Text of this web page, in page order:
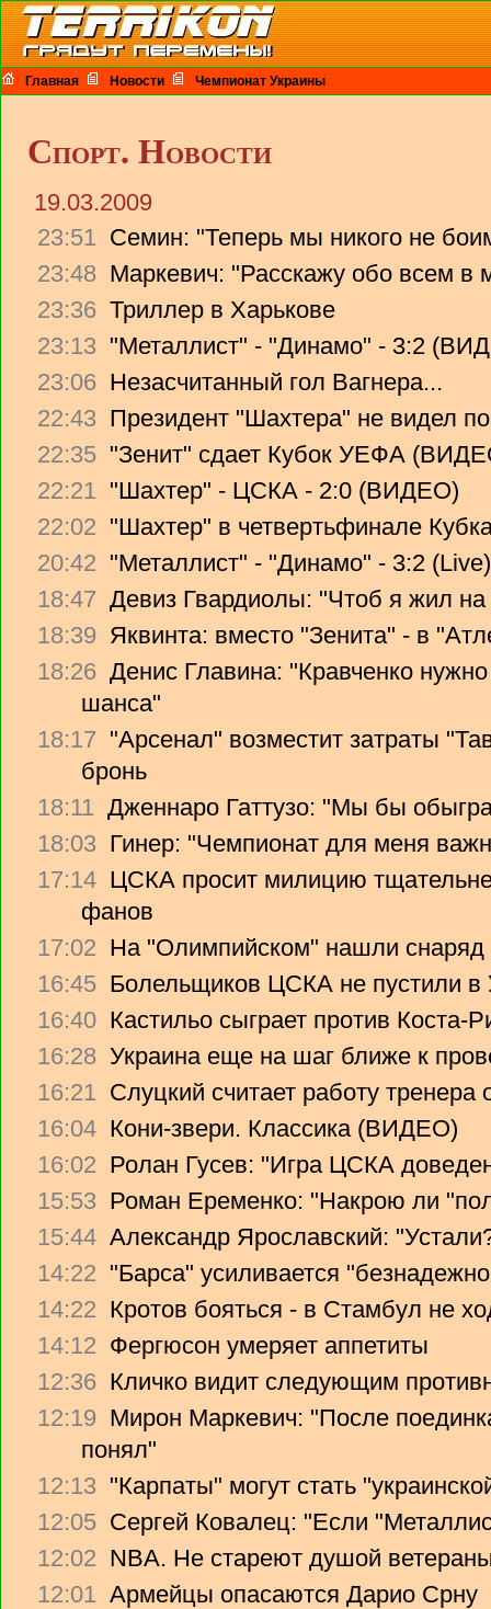
Главная Новости Чемпионат Украины
Спорт. Новости
19.03.2009
23:51 Семин: "Теперь мы никого не
23:48 Маркевич: "Расскажу обо всем в
23:36 Триллер в Харькове
23:13 "Металлист" - "Динамо" - 3:2
23:06 Незасчитанный гол Вагнера...
22:43 Президент "Шахтера" не видел
22:35 "Зенит" сдает Кубок УЕФА
22:21 "Шахтер" - ЦСКА - 2:0 (ВИДЕО)
22:02 "Шахтер" в четвертьфинале
20:42 "Металлист" - "Динамо" - 3:2 (Live)
18:47 Девиз Гвардиолы: "Чтоб я жил на
18:39 Яквинта: вместо "Зенита" - в
18:26 Денис Главина: "Кравченко
шанса"
18:17 "Арсенал" возместит затраты
бронь
18:11 Дженнаро Гаттузо: "Мы бы
18:03 Гинер: "Чемпионат для меня
17:14 ЦСКА просит милицию
фанов
17:02 На "Олимпийском" нашли снаряд
16:45 Болельщиков ЦСКА не пустили в
16:40 Кастильо сыграет против Коста-
16:28 Украина еще на шаг ближе к
16:21 Слуцкий считает работу
16:04 Кони-звери. Классика (ВИДЕО)
16:02 Ролан Гусев: "Игра ЦСКА
15:53 Роман Еременко: "Накрою ли
15:44 Александр Ярославский:
14:22 "Барса" усиливается
14:22 Кротов бояться - в Стамбул не
14:12 Фергюсон умеряет аппетиты
12:36 Кличко видит следующим
12:19 Мирон Маркевич: "После
понял"
12:13 "Карпаты" могут стать
12:05 Сергей Ковалец: "Если
12:02 NBA. Не стареют душой
12:01 Армейцы опасаются Дарио Срну